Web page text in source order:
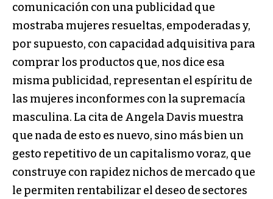
comunicación con una publicidad que
mostraba mujeres resueltas, empoderadas y,
por supuesto, con capacidad adquisitiva para
comprar los productos que, nos dice esa
misma publicidad, representan el espíritu de
las mujeres inconformes con la supremacía
masculina. La cita de Angela Davis muestra
que nada de esto es nuevo, sino más bien un
gesto repetitivo de un capitalismo voraz, que
construye con rapidez nichos de mercado que
le permiten rentabilizar el deseo de sectores